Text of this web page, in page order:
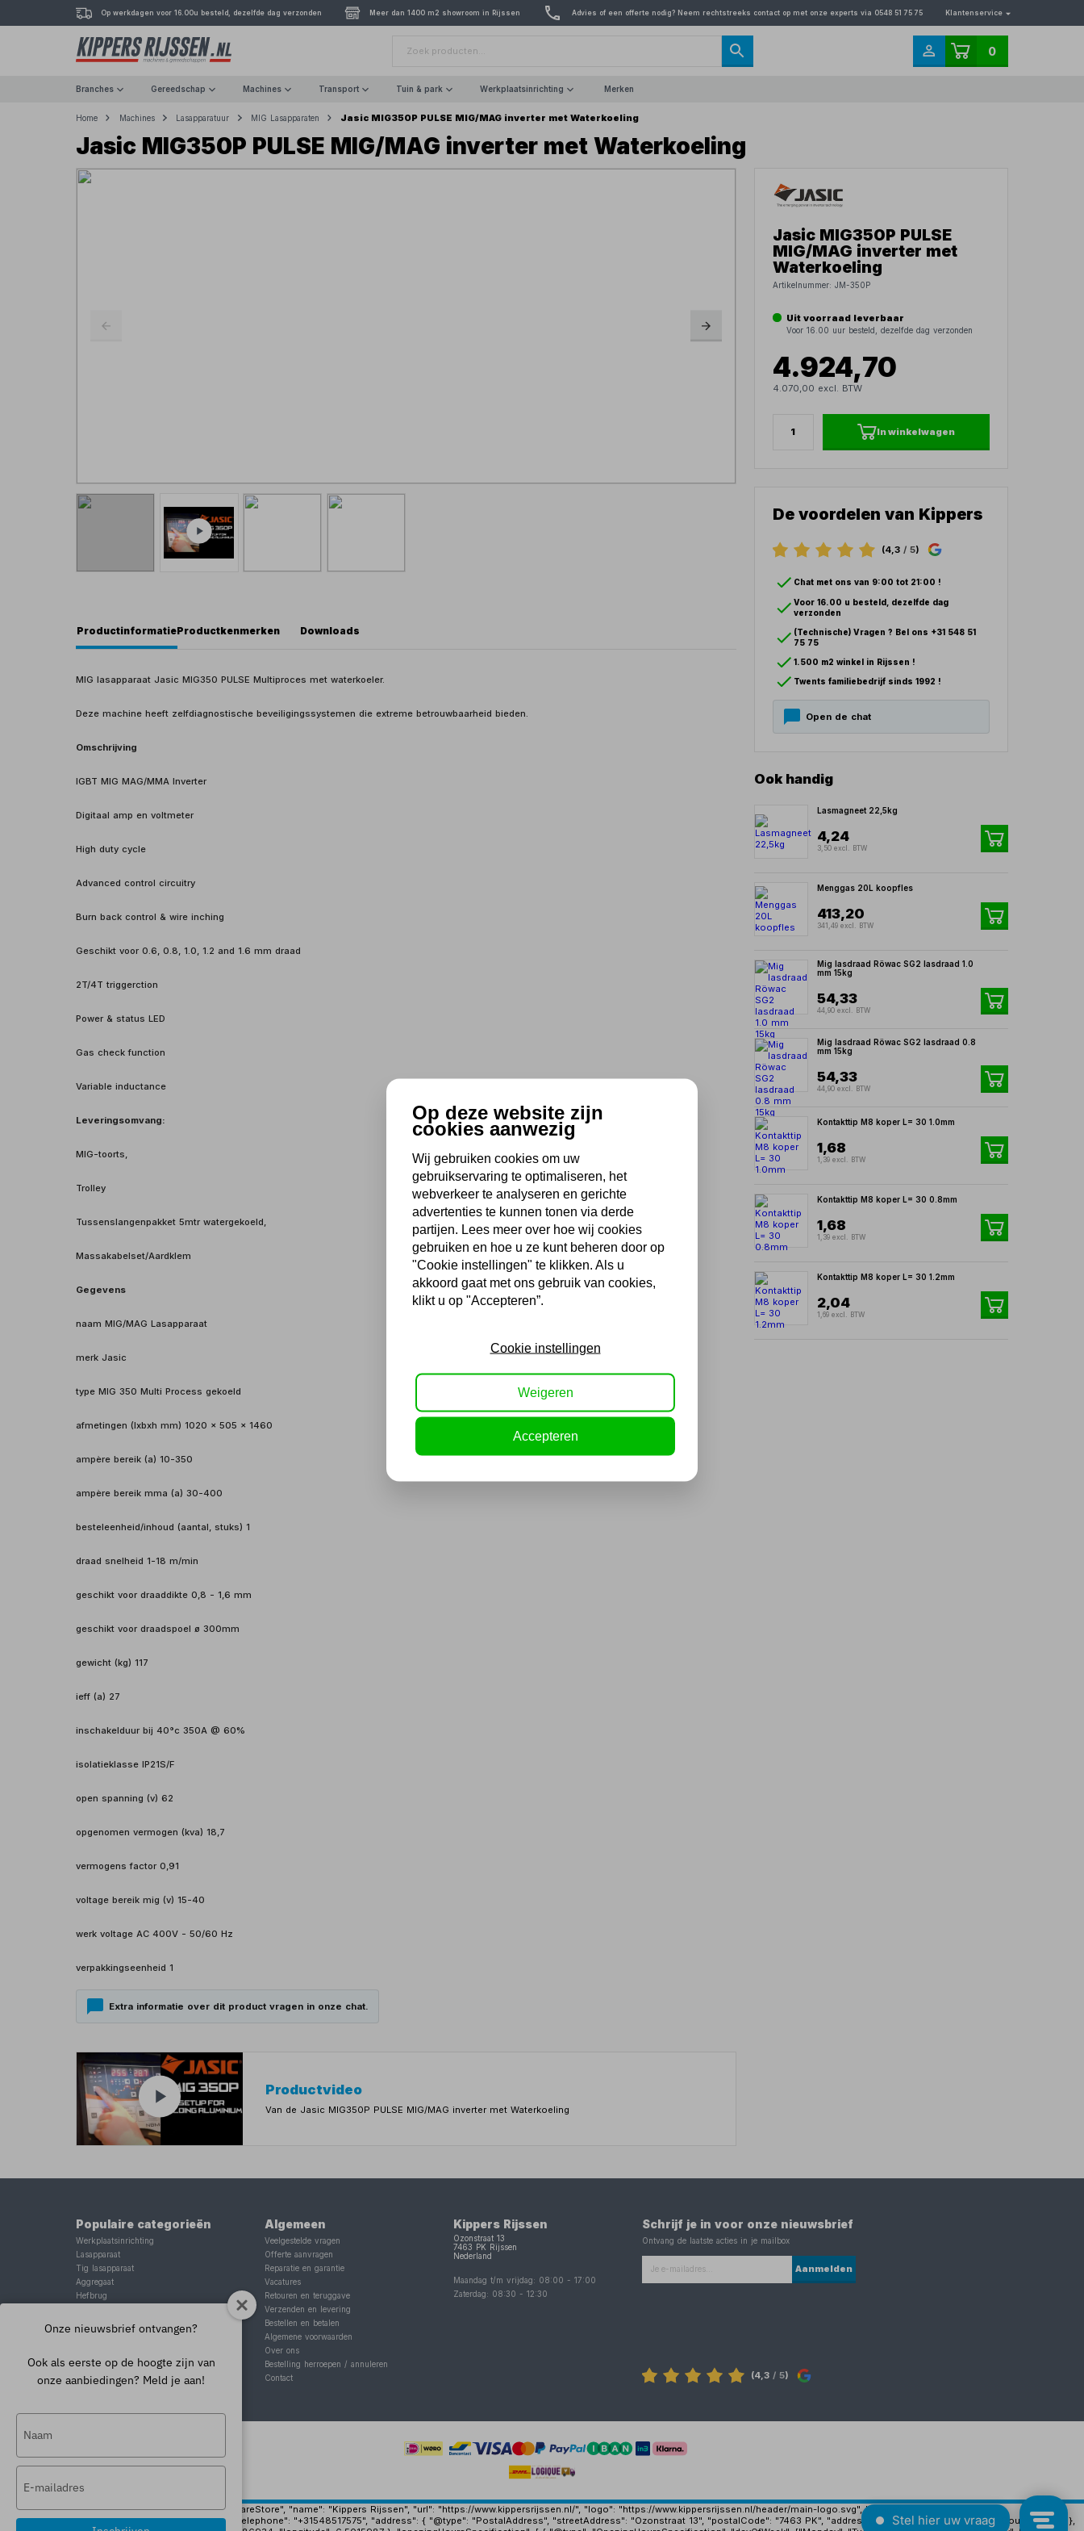
Op werkdagen voor 16.00u besteld, dezelfde dag verzonden Meer dan 1400 m2 showroom in Rijssen Advies of een offerte nodig? Neem rechtstreeks contact op met onze experts via 0548 51 75 75 Klantenservice
0
Branches Gereedschap Machines Transport Tuin & park Werkplaatsinrichting Merken
Home Machines Lasapparatuur MIG Lasapparaten Jasic MIG350P PULSE MIG/MAG inverter met Waterkoeling
Jasic MIG350P PULSE MIG/MAG inverter met Waterkoeling
ProductinformatieProductkenmerken Downloads
MIG lasapparaat Jasic MIG350 PULSE Multiproces met waterkoeler.
Deze machine heeft zelfdiagnostische beveiligingssystemen die extreme betrouwbaarheid bieden.
Omschrijving
IGBT MIG MAG/MMA Inverter
Digitaal amp en voltmeter
High duty cycle
Advanced control circuitry
Burn back control & wire inching
Geschikt voor 0.6, 0.8, 1.0, 1.2 and 1.6 mm draad
2T/4T triggerction
Power & status LED
Gas check function
Variable inductance
Leveringsomvang:
MIG-toorts,
Trolley
Tussenslangenpakket 5mtr watergekoeld,
Massakabelset/Aardklem
Gegevens
naam MIG/MAG Lasapparaat
merk Jasic
type MIG 350 Multi Process gekoeld
afmetingen (lxbxh mm) 1020 x 505 x 1460
ampère bereik (a) 10-350
ampère bereik mma (a) 30-400
besteleenheid/inhoud (aantal, stuks) 1
draad snelheid 1-18 m/min
geschikt voor draaddikte 0,8 - 1,6 mm
geschikt voor draadspoel ø 300mm
gewicht (kg) 117
ieff (a) 27
inschakelduur bij 40°c 350A @ 60%
isolatieklasse IP21S/F
open spanning (v) 62
opgenomen vermogen (kva) 18,7
vermogens factor 0,91
voltage bereik mig (v) 15-40
werk voltage AC 400V - 50/60 Hz
verpakkingseenheid 1
Extra informatie over dit product vragen in onze chat.
Productvideo
Van de Jasic MIG350P PULSE MIG/MAG inverter met Waterkoeling
Jasic MIG350P PULSE
MIG/MAG inverter met
Waterkoeling
Artikelnummer:JM-350P
Uit voorraad leverbaar
Voor 16.00 uur besteld, dezelfde dag verzonden
4.924,70
4.070,00 excl. BTW
In winkelwagen
De voordelen van Kippers
(4,3/ 5)
Chat met ons van 9:00 tot 21:00 !
Voor 16.00 u besteld, dezelfde dag
verzonden
(Technische) Vragen ? Bel ons +31 548 51
75 75
1.500 m2 winkel in Rijssen !
Twents familiebedrijf sinds 1992 !
Open de chat
Ook handig
Lasmagneet 22,5kg
4,24
3,50 excl. BTW
Menggas 20L koopfles
413,20
341,49 excl. BTW
Mig lasdraad Röwac SG2 lasdraad 1.0
mm 15kg
54,33
44,90 excl. BTW
Mig lasdraad Röwac SG2 lasdraad 0.8
mm 15kg
54,33
44,90 excl. BTW
Kontakttip M8 koper L= 30 1.0mm
1,68
1,39 excl. BTW
Kontakttip M8 koper L= 30 0.8mm
1,68
1,39 excl. BTW
Kontakttip M8 koper L= 30 1.2mm
2,04
1,69 excl. BTW
Populaire categorieën
Werkplaatsinrichting
Lasapparaat
Tig lasapparaat
Aggregaat
Hefbrug
Schaarlift
Algemeen
Veelgestelde vragen
Offerte aanvragen
Reparatie en garantie
Vacatures
Retouren en teruggave
Verzenden en levering
Bestellen en betalen
Algemene voorwaarden
Over ons
Bestelling herroepen / annuleren
Contact
Kippers Rijssen
Ozonstraat 13
7463 PK
Rijssen
Nederland
Maandag t/m vrijdag: 08:00 -17:00
Zaterdag: 08:30 -12:30
Schrijf je in voor onze nieuwsbrief
Ontvang de laatste acties in je mailbox
Aanmelden
(4,3 / 5)
{ "@context": "https://schema.org", "@type": "HardwareStore", "name": "Kippers Rijssen", "url": "https://www.kippersrijssen.nl/", "logo": "https://www.kippersrijssen.nl/header/main-logo.svg", "image":
"https://www.kippersrijssen.nl/img/pand-groot.jpg", "telephone": "+31548517575", "address": { "@type": "PostalAddress", "streetAddress": "Ozonstraat 13", "postalCode": "7463 PK", "addressLocality": "Rijssen", "addressCountry": "NL" },
Onze nieuwsbrief ontvangen?
Ook als eerste op de hoogte zijn van
onze aanbiedingen? Meld je aan!
naam
e-
mailadres
Op deze website zijn
cookies aanwezig
Wij gebruiken cookies om uw
gebruikservaring te optimaliseren, het
webverkeer te analyseren en gerichte
advertenties te kunnen tonen via derde
partijen. Lees meer over hoe wij cookies
gebruiken en hoe u ze kunt beheren door op
"Cookie instellingen" te klikken. Als u
akkoord gaat met ons gebruik van cookies,
klikt u op "Accepteren”.
Cookie instellingen
Weigeren
Accepteren